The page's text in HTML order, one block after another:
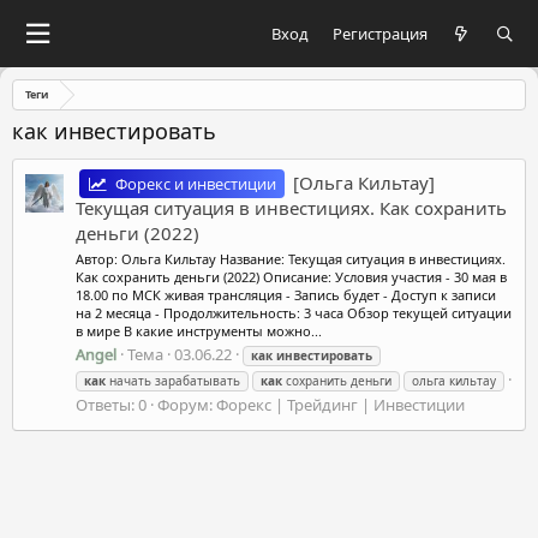
Вход Регистрация
Теги
как инвестировать
Форекс и инвестиции
[Ольга Кильтау]
Текущая ситуация в инвестициях. Как сохранить
деньги (2022)
Автор: Ольга Кильтау Название: Текущая ситуация в инвестициях.
Как сохранить деньги (2022) Описание: Условия участия - 30 мая в
18.00 по МСК живая трансляция - Запись будет - Доступ к записи
на 2 месяца - Продолжительность: 3 часа Обзор текущей ситуации
в мире В какие инструменты можно...
Angel Тема 03.06.22 как инвестировать
как начать зарабатывать как сохранить деньги ольга кильтау
Ответы: 0 Форум:Форекс | Трейдинг | Инвестиции